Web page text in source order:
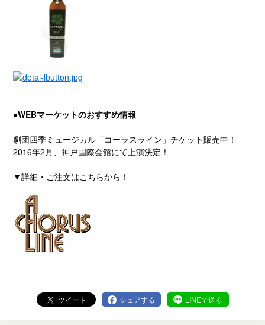
●WEBマーケットのおすすめ情報
劇団四季ミュージカル「コーラスライン」チケット販売中！
2016年2月、神戸国際会館にて上演決定！
▼詳細・ご注文はこちらから！
ツイート シェアする LINEで送る